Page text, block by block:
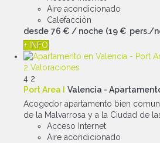
Aire acondicionado
Calefacción
desde 76 € / noche (19 € pers./
+ INFO
2 Valoraciones
4 2
Port Area I
Valencia -
Acogedor apartamento bien
de la Malvarrosa y a la Ciudad de
Acceso Internet
Aire acondicionado